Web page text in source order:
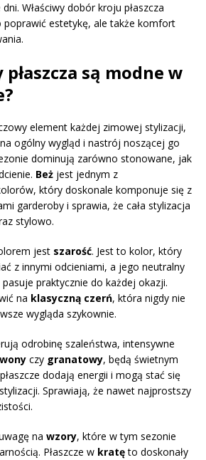
Właściwy dobór kroju płaszcza
estetykę, ale także komfort
są modne w
element każdej zimowej stylizacji,
ogólny wygląd i nastrój noszącej go
dominują zarówno stonowane, jak
Beż jest jednym z
który doskonale komponuje się z
garderoby i sprawia, że cała stylizacja
stylowo.
jest szarość. Jest to kolor, który
z innymi odcieniami, a jego neutralny
praktycznie do każdej okazji.
na klasyczną czerń, która nigdy nie
wygląda szykownie.
odrobinę szaleństwa, intensywne
czy granatowy, będą świetnym
dodają energii i mogą stać się
Sprawiają, że nawet najprostszy
na wzory, które w tym sezonie
Płaszcze w kratęto doskonały